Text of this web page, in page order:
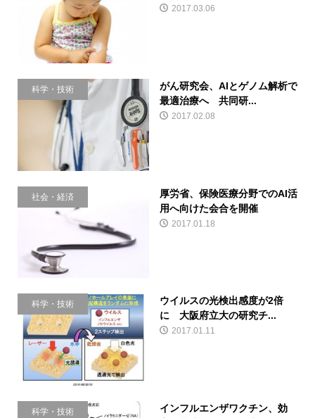
2017.03.06
科学・技術
がん研究会、AIとゲノム解析で
最適治療へ 共同研...
2017.02.08
社会・経済
厚労省、保険医療分野でのAI活
用へ向けた会合を開催
2017.01.18
科学・技術
ウイルスの光検出感度が2倍
に 大阪府立大の研究チ...
2017.01.11
科学・技術
インフルエンザワクチン、効